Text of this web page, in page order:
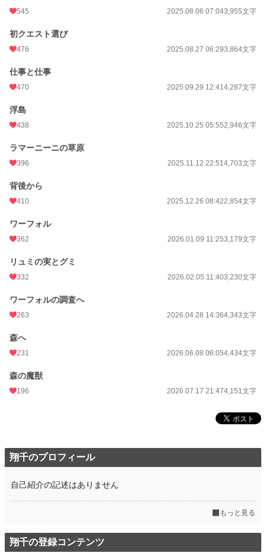
545 2025.08.06 07:043,955文字
初クエスト選び
476 2025.08.27 06:293,864文字
仕事と仕事
470 2025.09.29 12:414,287文字
浮島
438 2025.10.25 05:552,946文字
ラマーニーニの草原
396 2025.11.12 22:514,703文字
背後から
410 2025.12.26 08:422,854文字
ワーフォル
362 2026.01.09 11:253,179文字
リュミの実とグミ
332 2026.02.05 11:403,230文字
ワーフォルの調査へ
263 2026.04.28 14:364,343文字
森へ
231 2026.06.08 06:054,434文字
森の魔獣
196 2026.07.17 21:474,151文字
翔千のプロフィール
自己紹介の記述はありません
もっと見る
翔千の登録コンテンツ